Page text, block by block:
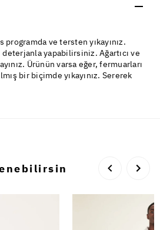
programda ve tersten yıkayınız.
deterjanla yapabilirsiniz. Ağartıcı ve
Ürünün varsa eğer, fermuarları
bir biçimde yıkayınız. Sererek